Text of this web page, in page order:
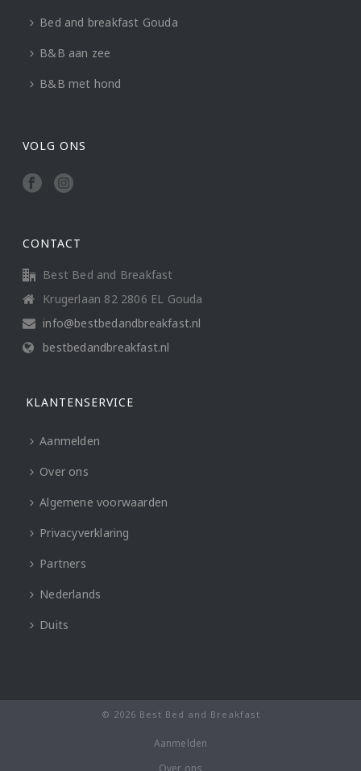
Bed and breakfast Gouda
B&B aan zee
B&B met hond
VOLG ONS
CONTACT
Best Bed and Breakfast
Krugerlaan 82 2806 EL Gouda
info@bestbedandbreakfast.nl
bestbedandbreakfast.nl
KLANTENSERVICE
Aanmelden
Over ons
Algemene voorwaarden
Privacyverklaring
Partners
Nederlands
Duits
© 2026 Best Bed and Breakfast
Aanmelden
Over ons